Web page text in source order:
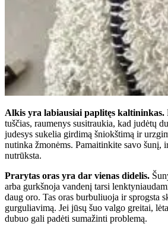
Alkis yra labiausiai paplitęs kaltininkas.
tuščias, raumenys susitraukia, kad judėtų
judesys sukelia girdimą šniokštimą ir
nutinka žmonėms. Pamaitinkite savo šunį,
nutrūksta.
Prarytas oras yra dar vienas didelis.
arba gurkšnoja vandenį tarsi
daug oro. Tas oras burbuliuoja ir sprogsta
gurguliavimą. Jei jūsų šuo valgo greitai,
dubuo gali padėti sumažinti problemą.